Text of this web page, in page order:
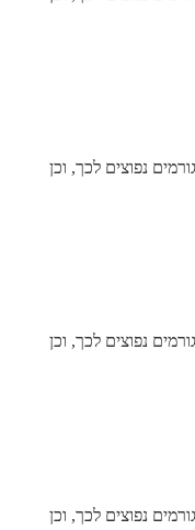
נפוצים לכך, וכן
נפוצים לכך, וכן
נפוצים לכך, וכן